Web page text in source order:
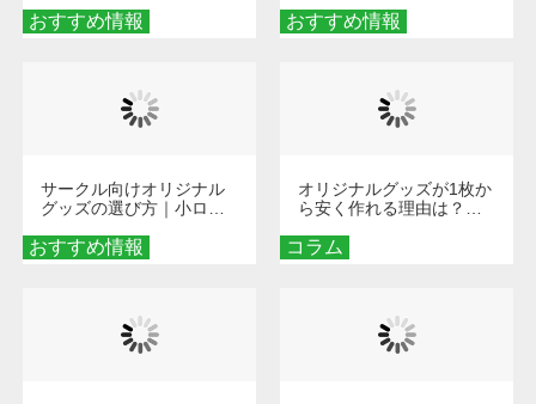
おすすめ情報
くなる巾着＆ポーチ活用
術
おすすめ情報
秘訣
おすすめ情報
サークル向けオリジナル
グッズの選び方｜小ロッ
める秘訣
コラム
オリジナルグッズが1枚か
ら安く作れる理由は？オ
とメリットを解説